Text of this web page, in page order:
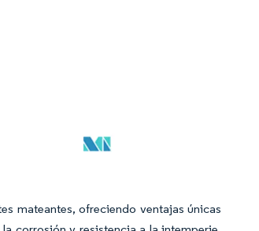
mateantes, ofreciendo ventajas únicas